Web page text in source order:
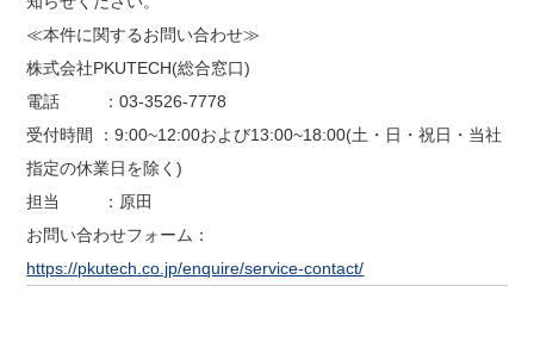
≪本件に関するお問い合わせ≫
株式会社PKUTECH(総合窓口)
電話 ：03-3526-7778
受付時間 ：9:00~12:00および13:00~18:00(土・日・祝日・当社
指定の休業日を除く)
担当 ：原田
お問い合わせフォーム：
https://pkutech.co.jp/enquire/service-contact/